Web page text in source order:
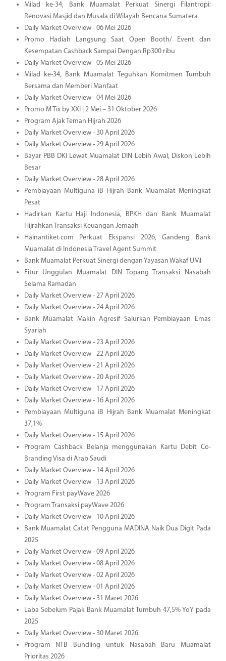
Milad ke-34, Bank Muamalat Perkuat Sinergi Filantropi:
Renovasi Masjid dan Musala di Wilayah Bencana Sumatera
Daily Market Overview - 06 Mei 2026
Promo Hadiah Langsung Saat Open Booth/ Event dan
Kesempatan Cashback Sampai Dengan Rp300 ribu
Daily Market Overview - 05 Mei 2026
Milad ke-34, Bank Muamalat Teguhkan Komitmen Tumbuh
Bersama dan Memberi Manfaat
Daily Market Overview - 04 Mei 2026
Promo M Tix by XXI | 2 Mei – 31 Oktober 2026
Program Ajak Teman Hijrah 2026
Daily Market Overview - 30 April 2026
Daily Market Overview - 29 April 2026
Bayar PBB DKI Lewat Muamalat DIN Lebih Awal, Diskon Lebih
Besar
Daily Market Overview - 28 April 2026
Pembiayaan Multiguna iB Hijrah Bank Muamalat Meningkat
Pesat
Hadirkan Kartu Haji Indonesia, BPKH dan Bank Muamalat
Hijrahkan Transaksi Keuangan Jemaah
Hainantiket.com Perkuat Ekspansi 2026, Gandeng Bank
Muamalat di Indonesia Travel Agent Summit
Bank Muamalat Perkuat Sinergi dengan Yayasan Wakaf UMI
Fitur Unggulan Muamalat DIN Topang Transaksi Nasabah
Selama Ramadan
Daily Market Overview - 27 April 2026
Daily Market Overview - 24 April 2026
Bank Muamalat Makin Agresif Salurkan Pembiayaan Emas
Syariah
Daily Market Overview - 23 April 2026
Daily Market Overview - 22 April 2026
Daily Market Overview - 21 April 2026
Daily Market Overview - 20 April 2026
Daily Market Overview - 17 April 2026
Daily Market Overview - 16 April 2026
Pembiayaan Multiguna iB Hijrah Bank Muamalat Meningkat
37,1%
Daily Market Overview - 15 April 2026
Program Cashback Belanja menggunakan Kartu Debit Co-
Branding Visa di Arab Saudi
Daily Market Overview - 14 April 2026
Daily Market Overview - 13 April 2026
Program First payWave 2026
Program Transaksi payWave 2026
Daily Market Overview - 10 April 2026
Bank Muamalat Catat Pengguna MADINA Naik Dua Digit Pada
2025
Daily Market Overview - 09 April 2026
Daily Market Overview - 08 April 2026
Daily Market Overview - 02 April 2026
Daily Market Overview - 01 April 2026
Daily Market Overview - 31 Maret 2026
Laba Sebelum Pajak Bank Muamalat Tumbuh 47,5% YoY pada
2025
Daily Market Overview - 30 Maret 2026
Program NTB Bundling untuk Nasabah Baru Muamalat
Prioritas 2026